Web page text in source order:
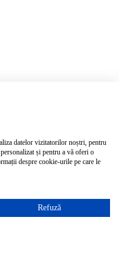
datelor vizitatorilor noștri, pentru
și pentru a vă oferi o
despre cookie-urile pe care le
Refuză